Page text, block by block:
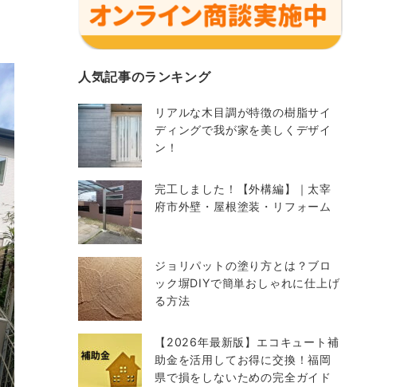
人気記事のランキング
リアルな木目調が特徴の樹脂サイ
ディングで我が家を美しくデザイ
ン！
完工しました！【外構編】｜太宰
府市外壁・屋根塗装・リフォーム
ジョリパットの塗り方とは？ブロ
ック塀DIYで簡単おしゃれに仕上げ
る方法
【2026年最新版】エコキュート補
助金を活用してお得に交換！福岡
県で損をしないための完全ガイド